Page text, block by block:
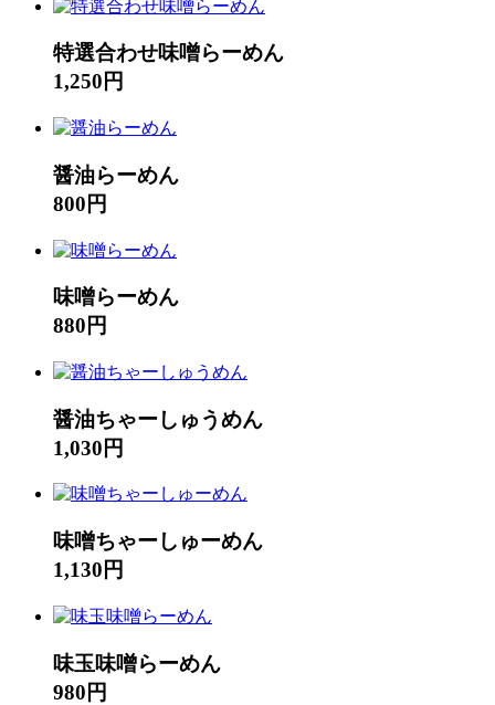
特選合わせ味噌らーめん
1,250円
醤油らーめん
800円
味噌らーめん
880円
醤油ちゃーしゅうめん
1,030円
味噌ちゃーしゅーめん
1,130円
味玉味噌らーめん
980円